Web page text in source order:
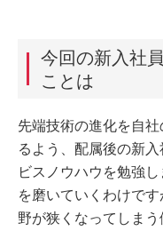
今回の新入社
ことは
先端技術の進化を自
るよう、配属後の新
ビスノウハウを勉強
を磨いていくわけで
野が狭くなってしまう